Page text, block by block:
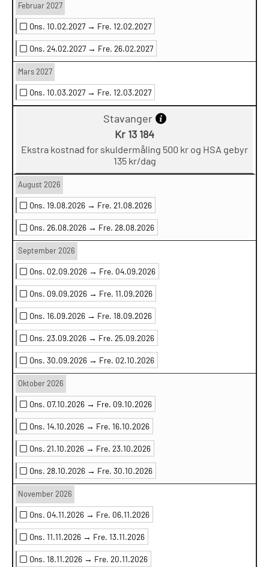
Februar 2027
Ons. 10.02.2027 → Fre. 12.02.2027
Ons. 24.02.2027 → Fre. 26.02.2027
Mars 2027
Ons. 10.03.2027 → Fre. 12.03.2027
Stavanger
Kr 13 184
Ekstra kostnad for skuldermåling 500 kr og HSA gebyr
135 kr/dag
August 2026
Ons. 19.08.2026 → Fre. 21.08.2026
Ons. 26.08.2026 → Fre. 28.08.2026
September 2026
Ons. 02.09.2026 → Fre. 04.09.2026
Ons. 09.09.2026 → Fre. 11.09.2026
Ons. 16.09.2026 → Fre. 18.09.2026
Ons. 23.09.2026 → Fre. 25.09.2026
Ons. 30.09.2026 → Fre. 02.10.2026
Oktober 2026
Ons. 07.10.2026 → Fre. 09.10.2026
Ons. 14.10.2026 → Fre. 16.10.2026
Ons. 21.10.2026 → Fre. 23.10.2026
Ons. 28.10.2026 → Fre. 30.10.2026
November 2026
Ons. 04.11.2026 → Fre. 06.11.2026
Ons. 11.11.2026 → Fre. 13.11.2026
Ons. 18.11.2026 → Fre. 20.11.2026